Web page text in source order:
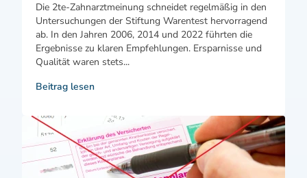
Die 2te-Zahnarztmeinung schneidet regelmäßig in den
Untersuchungen der Stiftung Warentest hervorragend
ab. In den Jahren 2006, 2014 und 2022 führten die
Ergebnisse zu klaren Empfehlungen. Ersparnisse und
Qualität waren stets...
Beitrag lesen